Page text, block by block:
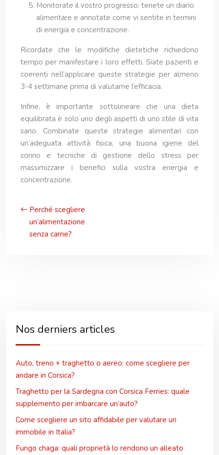
Monitorate il vostro progresso: tenete un diario
alimentare e annotate come vi sentite in termini
di energia e concentrazione.
Ricordate che le modifiche dietetiche richiedono
tempo per manifestare i loro effetti. Siate pazienti e
coerenti nell’applicare queste strategie per almeno
3-4 settimane prima di valutarne l’efficacia.
Infine, è importante sottolineare che una dieta
equilibrata è solo uno degli aspetti di uno stile di vita
sano. Combinate queste strategie alimentari con
un’adeguata attività fisica, una buona igiene del
sonno e tecniche di gestione dello stress per
massimizzare i benefici sulla vostra energia e
concentrazione.
Perché scegliere
un’alimentazione
senza carne?
Nos derniers articles
Auto, treno + traghetto o aereo: come scegliere per
andare in Corsica?
Traghetto per la Sardegna con Corsica Ferries: quale
supplemento per imbarcare un’auto?
Come scegliere un sito affidabile per valutare un
immobile in Italia?
Fungo chaga: quali proprietà lo rendono un alleato